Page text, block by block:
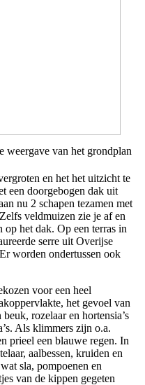
van het grondplan
en het het uitzicht te
een doorgebogen dak uit
nu 2 schapen tezamen met
veldmuizen zie je af en
het dak. Op een terras in
serre uit Overijse
worden ondertussen ook
voor een heel
het gevoel van
rozelaar en hortensia’s
Als klimmers zijn o.a.
prieel een blauwe regen. In
aalbessen, kruiden en
sla, pompoenen en
van de kippen gegeten